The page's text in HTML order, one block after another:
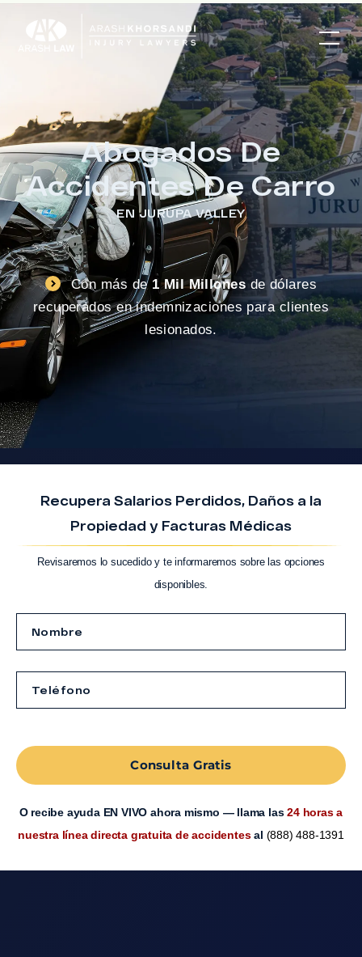
Abogados De
Accidentes De Carro
EN JURUPA VALLEY
Con más de 1 Mil Millones de dólares
recuperados en indemnizaciones para clientes
lesionados.
Recupera Salarios Perdidos, Daños a la
Propiedad y Facturas Médicas
Revisaremos lo sucedido y te informaremos sobre las opciones
disponibles.
Consulta Gratis
O recibe ayuda EN VIVO ahora mismo — llama las24 horas a
nuestra línea directa gratuita de accidentesal (888) 488-1391